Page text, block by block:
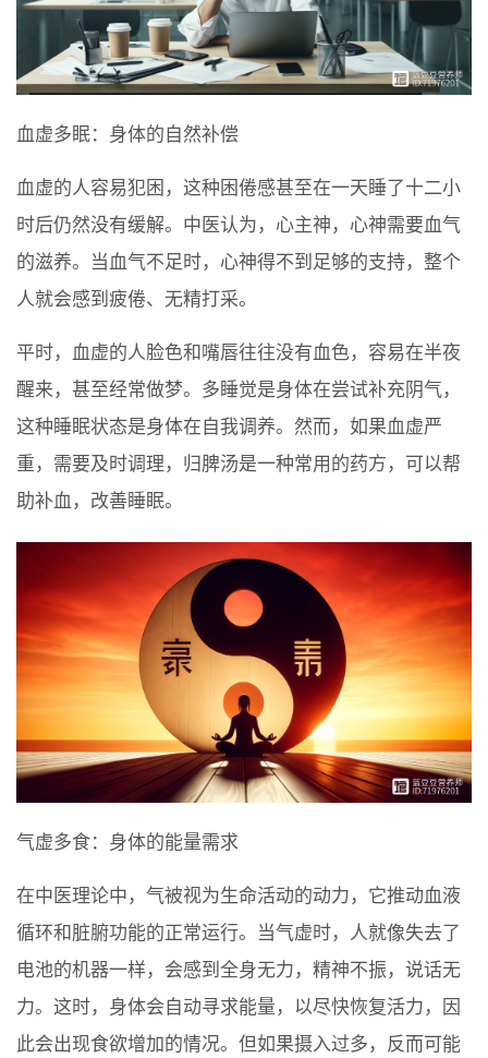
血虚多眠：身体的自然补偿
血虚的人容易犯困，这种困倦感甚至在一天睡了十二小
时后仍然没有缓解。中医认为，心主神，心神需要血气
的滋养。当血气不足时，心神得不到足够的支持，整个
人就会感到疲倦、无精打采。
平时，血虚的人脸色和嘴唇往往没有血色，容易在半夜
醒来，甚至经常做梦。多睡觉是身体在尝试补充阴气，
这种睡眠状态是身体在自我调养。然而，如果血虚严
重，需要及时调理，归脾汤是一种常用的药方，可以帮
助补血，改善睡眠。
气虚多食：身体的能量需求
在中医理论中，气被视为生命活动的动力，它推动血液
循环和脏腑功能的正常运行。当气虚时，人就像失去了
电池的机器一样，会感到全身无力，精神不振，说话无
力。这时，身体会自动寻求能量，以尽快恢复活力，因
此会出现食欲增加的情况。但如果摄入过多，反而可能